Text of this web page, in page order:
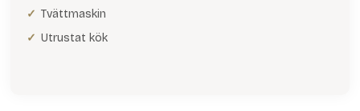
Tvättmaskin
Utrustat kök